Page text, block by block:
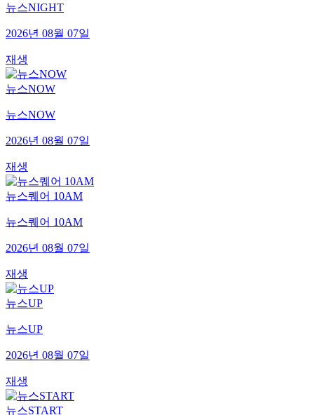
뉴스NIGHT
2026년 08월 07일
재생
뉴스NOW
뉴스NOW
2026년 08월 07일
재생
뉴스퀘어 10AM
뉴스퀘어 10AM
2026년 08월 07일
재생
뉴스UP
뉴스UP
2026년 08월 07일
재생
뉴스START